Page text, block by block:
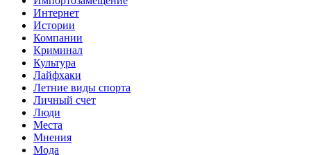
Интернет
Истории
Компании
Криминал
Культура
Лайфхаки
Летние виды спорта
Личный счет
Люди
Места
Мнения
Мода